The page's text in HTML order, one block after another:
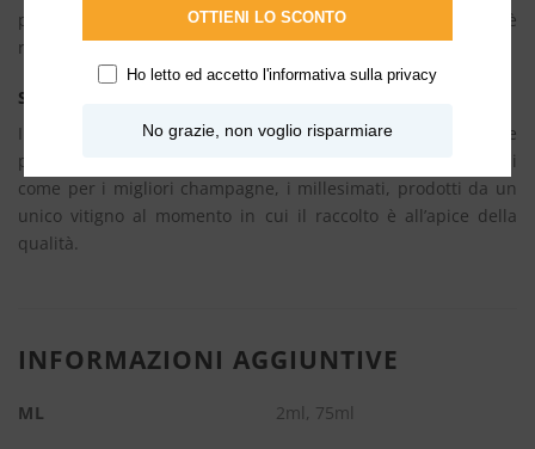
perfetta questa fragranza con cui il maestro profumiere è
riuscito a carpire il segreto della sensualità.
Scopri la collezione Millesime
Il Millesime è un profumo di altissima concentrazione e
persistenza. Viene elaborato solo con le essenze più nobili
come per i migliori champagne, i millesimati, prodotti da un
unico vitigno al momento in cui il raccolto è all’apice della
qualità.
INFORMAZIONI AGGIUNTIVE
ML 2ml, 75ml
OTTIENI LO SCONTO
Ho letto ed accetto l'informativa sulla privacy
No grazie, non voglio risparmiare